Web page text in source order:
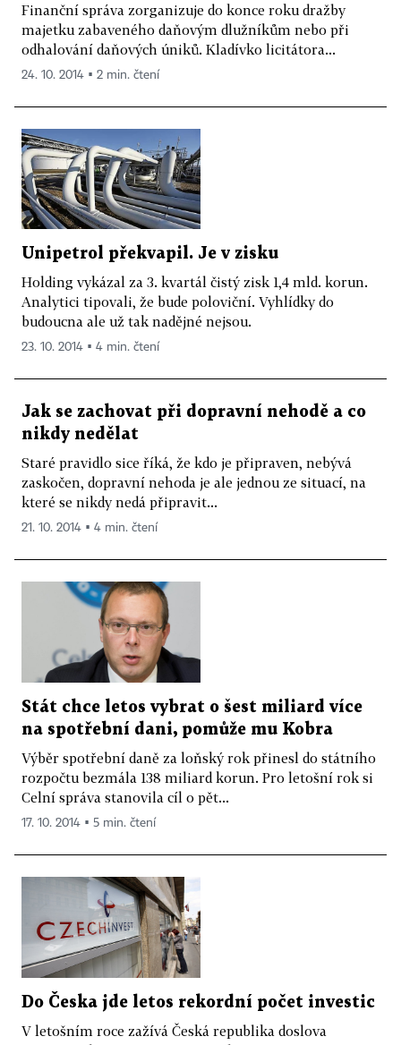
Finanční správa zorganizuje do konce roku dražby
majetku zabaveného daňovým dlužníkům nebo při
odhalování daňových úniků. Kladívko licitátora...
24. 10. 2014 ▪ 2 min. čtení
Unipetrol překvapil. Je v zisku
Holding vykázal za 3. kvartál čistý zisk 1,4 mld. korun.
Analytici tipovali, že bude poloviční. Vyhlídky do
budoucna ale už tak nadějné nejsou.
23. 10. 2014 ▪ 4 min. čtení
Jak se zachovat při dopravní nehodě a co
nikdy nedělat
Staré pravidlo sice říká, že kdo je připraven, nebývá
zaskočen, dopravní nehoda je ale jednou ze situací, na
které se nikdy nedá připravit...
21. 10. 2014 ▪ 4 min. čtení
Stát chce letos vybrat o šest miliard více
na spotřební dani, pomůže mu Kobra
Výběr spotřební daně za loňský rok přinesl do státního
rozpočtu bezmála 138 miliard korun. Pro letošní rok si
Celní správa stanovila cíl o pět...
17. 10. 2014 ▪ 5 min. čtení
Do Česka jde letos rekordní počet investic
V letošním roce zažívá Česká republika doslova